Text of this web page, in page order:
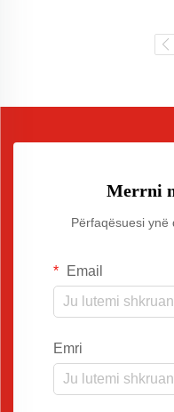
Merrni
Përfaqësuesi ynë
Email
Emri